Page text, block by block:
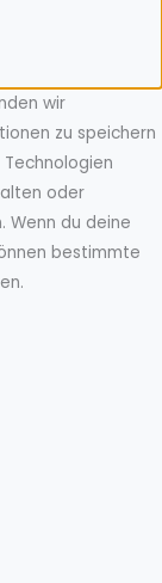
wir
zu speichern
oder
Wenn du deine
bestimmte